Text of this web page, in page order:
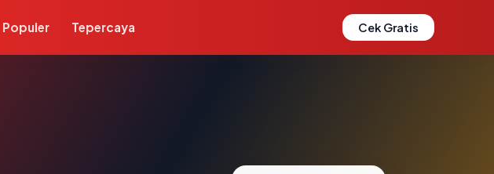
Populer Tepercaya Cek Gratis